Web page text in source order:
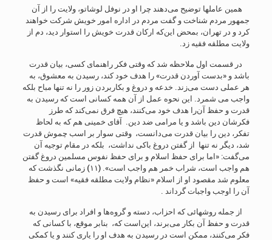
همین عاملها توضیح می‌دهند چرا او در نوفل لوشاتو، ولایت را از آن
جمهور مردم شناخت و گفت مردم در اداره امور خویش شرکت خواهند
کرد و در تهران، بمحض این‌که ارکان قدرت خویش را استوار دید، دم از
ولایت مطلقه فقیه زد.
در قسمت اول ملاحظه شد که وقتی فکر راهنمای کسی، بیان قدرت
باشد و «بدست آوردن قدرت» را هدف خود کند، رسیدن به معشوق، به
هر عملی دست می‌زند. خدعه و دروغ و بکاربردن زور را نه تنها مباح بلکه
واجب می شمرد. این نحوه عمل از آن همه کسانی است که رسیدن به
قدرت و حفظ آن‌را هدف خود می‌کنند، هیچ فرق نمی‌کند که طرز
فکرشان دین باشد و یا مرامی ضد دین. آقای خمینی هم که به لحاظ
تفکر، دین را بیان قدرت می‌دانست، وقتی سوار بر اسب چموش قدرت
شد، دیگر نه تنها از گفتن دروغ باکی نداشت، بلکه در مقام توجیه آن
می‌گفت: «اما برای حفظ اسلام و برای حفظ نفوس مسلمین دروغ گفتن
هم واجب است، شراب خمر هم واجب است». (۱۱) زمانی نگذشت که
معلوم شد مقصود او از اسلام «نظام ولایت مطلقه فقیه» است و حفظ
آن را اوجب واجبات گرداند .
از جمله روشهائی که احزاب، دسته و گروه‌ها و افراد برای رسیدن به
قدرت و حفظ آن بکار می‌برند، این‌است که، بنابر موقع، با کسانی که
فکر می‌کنند، ممکن است در رسیدن به هدف او را یاری کنند و یا کمکی